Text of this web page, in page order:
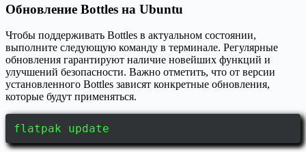
Обновление Bottles на Ubuntu
Чтобы поддерживать Bottles в актуальном состоянии,
выполните следующую команду в терминале. Регулярные
обновления гарантируют наличие новейших функций и
улучшений безопасности. Важно отметить, что от версии
установленного Bottles зависят конкретные обновления,
которые будут применяться.
flatpak update